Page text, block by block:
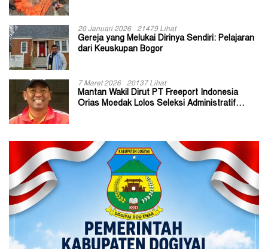
20 Januari 2026 21479 Lihat
Gereja yang Melukai Dirinya Sendiri: Pelajaran
dari Keuskupan Bogor
7 Maret 2026 20137 Lihat
Mantan Wakil Dirut PT Freeport Indonesia
Orias Moedak Lolos Seleksi Administratif